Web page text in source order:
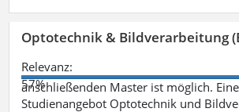
Optotechnik & Bildverarbeitung
Relevanz:
57%
anschließenden Master ist möglich.
Studienangebot Optotechnik und